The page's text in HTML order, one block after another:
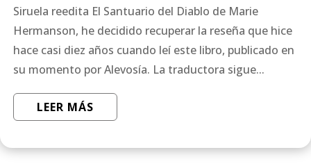
Siruela reedita El Santuario del Diablo de Marie
Hermanson, he decidido recuperar la reseña que hice
hace casi diez años cuando leí este libro, publicado en
su momento por Alevosía. La traductora sigue...
LEER MÁS